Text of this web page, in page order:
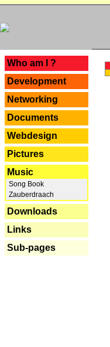
Who am I ?
Development
Networking
Documents
Webdesign
Pictures
Music
Song Book
Zauberdraach
Downloads
Links
Sub-pages